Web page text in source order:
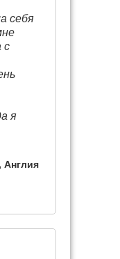
себя
с
я
Англия